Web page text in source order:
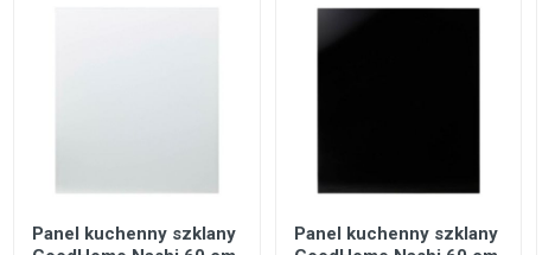
Panel kuchenny szklany
Panel kuchenny szklany